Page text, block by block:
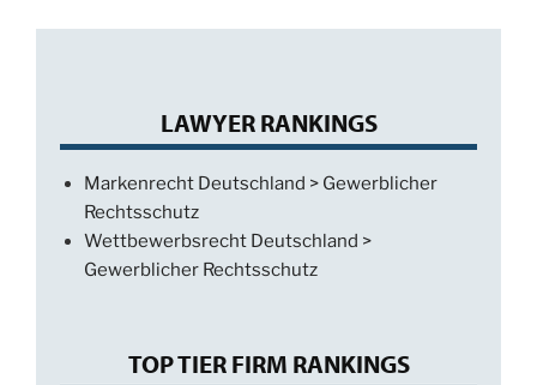
LAWYER RANKINGS
Markenrecht Deutschland > Gewerblicher
Rechtsschutz
Wettbewerbsrecht Deutschland >
Gewerblicher Rechtsschutz
TOP TIER FIRM RANKINGS